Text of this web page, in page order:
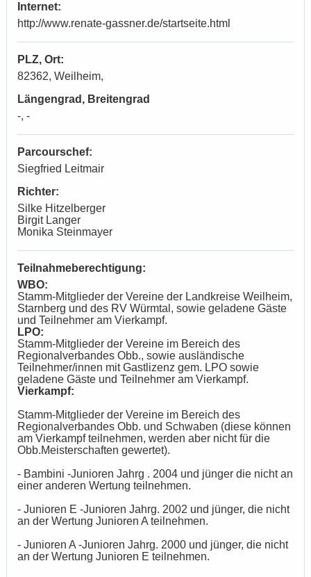
Internet:
http://www.renate-gassner.de/startseite.html
PLZ, Ort:
82362, Weilheim,
Längengrad, Breitengrad
-, -
Parcourschef:
Siegfried Leitmair
Richter:
Silke Hitzelberger
Birgit Langer
Monika Steinmayer
Teilnahmeberechtigung:
WBO:
Stamm-Mitglieder der Vereine der Landkreise Weilheim,
Starnberg und des RV Würmtal, sowie geladene Gäste
und Teilnehmer am Vierkampf.
LPO:
Stamm-Mitglieder der Vereine im Bereich des
Regionalverbandes Obb., sowie ausländische
Teilnehmer/innen mit Gastlizenz gem. LPO sowie
geladene Gäste und Teilnehmer am Vierkampf.
Vierkampf:
Stamm-Mitglieder der Vereine im Bereich des
Regionalverbandes Obb. und Schwaben (diese können
am Vierkampf teilnehmen, werden aber nicht für die
Obb.Meisterschaften gewertet).
- Bambini -Junioren Jahrg . 2004 und jünger die nicht an
einer anderen Wertung teilnehmen.
- Junioren E -Junioren Jahrg. 2002 und jünger, die nicht
an der Wertung Junioren A teilnehmen.
- Junioren A -Junioren Jahrg. 2000 und jünger, die nicht
an der Wertung Junioren E teilnehmen.